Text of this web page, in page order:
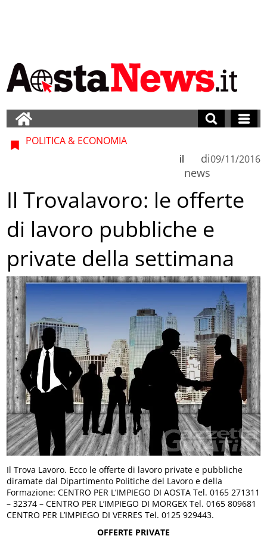
POLITICA & ECONOMIA
di
news
il 09/11/2016
Il Trovalavoro: le offerte
di lavoro pubbliche e
private della settimana
Il Trova Lavoro. Ecco le offerte di lavoro private e pubbliche
diramate dal Dipartimento Politiche del Lavoro e della
Formazione: CENTRO PER L’IMPIEGO DI AOSTA Tel. 0165 271311
– 32374 – CENTRO PER L’IMPIEGO DI MORGEX Tel. 0165 809681
CENTRO PER L’IMPIEGO DI VERRES Tel. 0125 929443.
OFFERTE PRIVATE